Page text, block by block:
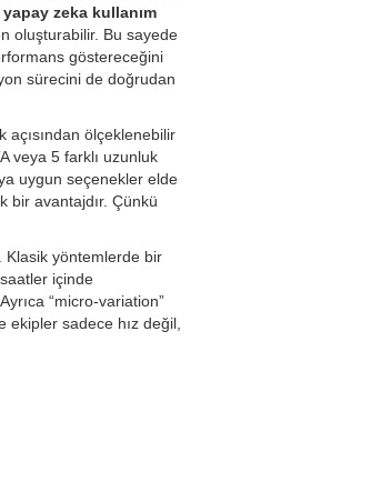
yapay zeka kullanım
oluşturabilir. Bu sayede
göstereceğini
sürecini de doğrudan
açısından ölçeklenebilir
veya 5 farklı uzunluk
uygun seçenekler elde
bir avantajdır. Çünkü
Klasik yöntemlerde bir
içinde
“micro-variation”
ekipler sadece hız değil,